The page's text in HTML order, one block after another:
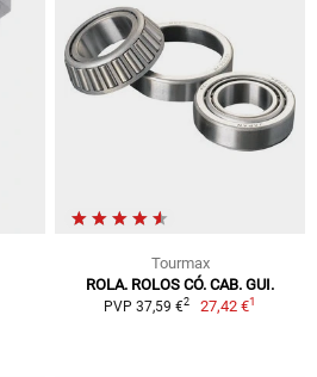
Tourmax
ROLA. ROLOS CÓ. CAB. GUI.
PVP 37,59 €2 27,42 €1